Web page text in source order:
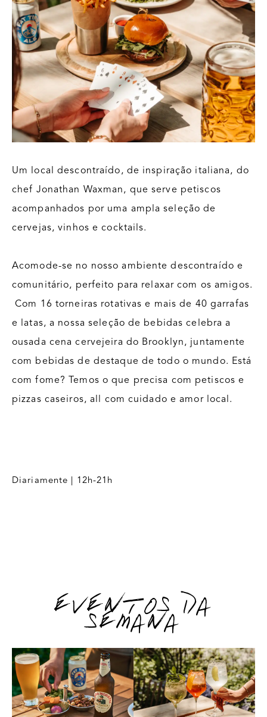
Um local descontraído, de inspiração italiana, do
chef Jonathan Waxman, que serve petiscos
acompanhados por uma ampla seleção de
cervejas, vinhos e cocktails.
Acomode-se no nosso ambiente descontraído e
comunitário, perfeito para relaxar com os amigos.
Com 16 torneiras rotativas e mais de 40 garrafas
e latas, a nossa seleção de bebidas celebra a
ousada cena cervejeira do Brooklyn, juntamente
com bebidas de destaque de todo o mundo. Está
com fome? Temos o que precisa com petiscos e
pizzas caseiros, all com cuidado e amor local.
Diariamente | 12h-21h
EVENTOS DA
SEMANA